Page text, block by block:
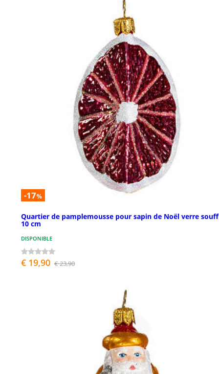
-17%
Quartier de pamplemousse pour sapin de Noël verre
10 cm
DISPONIBLE
€ 19,90 € 23,90